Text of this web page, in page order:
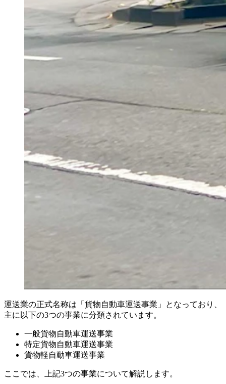
運送業の正式名称は「貨物自動車運送事業」となっており、
主に以下の3つの事業に分類されています。
一般貨物自動車運送事業
特定貨物自動車運送事業
貨物軽自動車運送事業
ここでは、上記3つの事業について解説します。